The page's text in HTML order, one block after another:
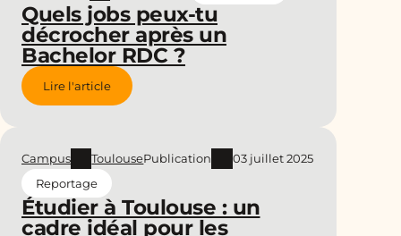
Quels jobs peux-tu
décrocher après un
Bachelor RDC ?
Lire l'article
Étudier à Toulouse : un
cadre idéal pour les
Campus ToulousePublication
03 juillet 2025
Reportage